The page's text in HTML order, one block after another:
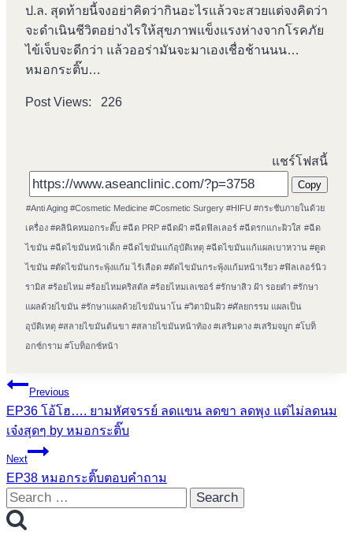
ป.ล. สุดท้ายนี้จงอย่าคิดว่ากินอะไรแล้วจะสวยแต่จงคิดว่า
จะดำเนินชีวิตอย่างไรให้สุขภาพแข็งแรงห่างจากโรคภัย
ไข้เจ็บจะดีกว่า แล้วออร่ามันจะมาเองเชื่อช้านนน…
หมอกระติ๊บ…
Post Views: 226
แชร์โฟสนี้
Copy
Post
Tags:
#Anti Aging #Cosmetic Medicine #Cosmetic Surgery #HIFU #กระชับภายในด้วย
เครื่อง #คลินิคหมอกระติ๊บ #ฉีด PRP #ฉีดฝ้า #ฉีดฟิลเลอร์ #ฉีดรกแกะผิวใส #ฉีด
ไขมัน #ฉีดไขมันหน้าเด็ก #ฉีดไขมันแก้อุบัติเหตุ #ฉีดไขมันแก้แผลเบาหวาน #ดูด
ไขมัน #ตัดไขมันกระพุ้งแก้ม ไร้เลือด #ตัดไขมันกระพุ้งแก้มหน้าเรียว #ฟิลเลอร์นิว
รามิส #ร้อยไหม #ร้อยไหมคริสตัล #ร้อยไหมเลเซอร์ #รักษาสิว ฝ้า รอยดำ #รักษา
แผลด้วยไขมัน #รักษาแผลด้วยไขมันนาโน #วิตามินผิว #ศัลยกรรม แผลเป็น
อุบัติเหตุ #สลายไขมันต้นขา #สลายไขมันหน้าท้อง #เสริมคาง #เสริมจมูก #โบท็
อกซ์กราม #โบท็อกซ์หน้า
Post
navigation
Previous
EP36 โอ้โฮ…. ยามหัศจรรย์ ลดแขน ลดขา ลดพุง แต่ไม่ลดนม
เจ๋งสุดๆ by หมอกระติ๊บ
Next
EP38 หมอกระติ๊บตอบคำถาม
Search
for: